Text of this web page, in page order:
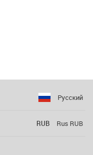
Русский
RUB Rus RUB